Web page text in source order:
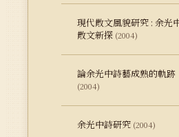
現代散文風貌研究 : 余光
散文新探 (2004)
論余光中詩藝成熟的軌跡
(2004)
余光中詩研究 (2004)